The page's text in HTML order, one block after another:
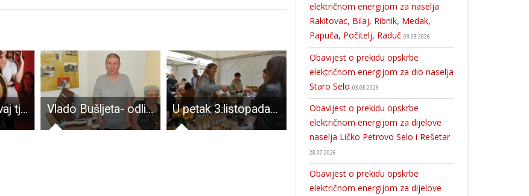
U kinu Korzo ovaj tjedan “Posljednji Srbin u Hrvatskoj” Vlado Bušljeta- odličan gospićki maketar U petak 3.listopada u 11 sati kreće Jesen u Lici SJAJNA VIJEST: Gospićki rukometaši 2005.godište prvi u ligi Primorsko-goranske županije!!!!
električnom energijom za naselja
Rakitovac, Bilaj, Ribnik, Medak,
Papuča, Počitelj, Raduč 03.08.2026
Obavijest o prekidu opskrbe
električnom energijom za dio naselja
Staro Selo 03.08.2026
Obavijest o prekidu opskrbe
električnom energijom za dijelove
naselja Ličko Petrovo Selo i Rešetar
28.07.2026
Obavijest o prekidu opskrbe
električnom energijom za dijelove